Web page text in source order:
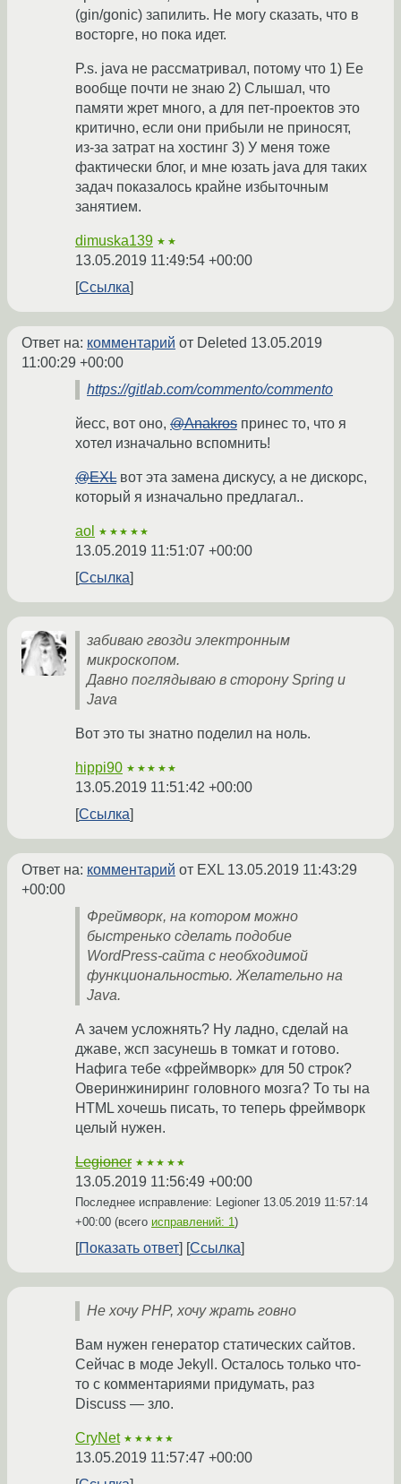
(gin/gonic) запилить. Не могу сказать, что в
восторге, но пока идет.
P.s. java не рассматривал, потому что 1) Ее
вообще почти не знаю 2) Слышал, что
памяти жрет много, а для пет-проектов это
критично, если они прибыли не приносят,
из-за затрат на хостинг 3) У меня тоже
фактически блог, и мне юзать java для таких
задач показалось крайне избыточным
занятием.
dimuska139 ★★
13.05.2019 11:49:54 +00:00
Ссылка
Ответ на: комментарий от Deleted 13.05.2019
11:00:29 +00:00
https://gitlab.com/commento/commento
йесс, вот оно, @Anakros принес то, что я
хотел изначально вспомнить!
@EXLвот эта замена дискусу, а не дискорс,
который я изначально предлагал..
aol ★★★★★
13.05.2019 11:51:07 +00:00
Ссылка
забиваю гвозди электронным
микроскопом.
Давно поглядываю в сторону Spring и
Java
Вот это ты знатно поделил на ноль.
hippi90 ★★★★★
13.05.2019 11:51:42 +00:00
Ссылка
Ответ на: комментарий от EXL 13.05.2019 11:43:29
+00:00
Фреймворк, на котором можно
быстренько сделать подобие
WordPress-сайта с необходимой
функциональностью. Желательно на
Java.
А зачем усложнять? Ну ладно, сделай на
джаве, жсп засунешь в томкат и готово.
Нафига тебе «фреймворк» для 50 строк?
Оверинжиниринг головного мозга? То ты на
HTML хочешь писать, то теперь фреймворк
целый нужен.
Legioner ★★★★★
13.05.2019 11:56:49 +00:00
Последнее исправление: Legioner 13.05.2019 11:57:14
+00:00 (всего исправлений: 1)
Показать ответ Ссылка
Не хочу PHP, хочу жрать говно
Вам нужен генератор статических сайтов.
Сейчас в моде Jekyll. Осталось только что-
то с комментариями придумать, раз
Discuss — зло.
CryNet ★★★★★
13.05.2019 11:57:47 +00:00